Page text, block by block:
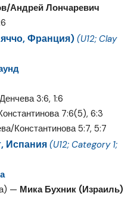
Андрей Лончаревич
Франция)(U12; Clay
3:6, 1:6
7:6(5), 6:3
Константинова 5:7, 5:7
Испания (U12; Category 1;
— Мика Бухник (Израиль)